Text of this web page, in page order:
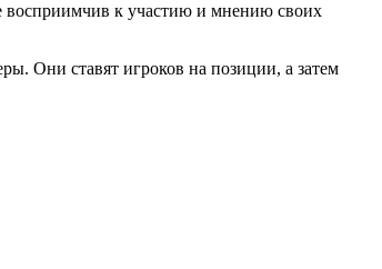
восприимчив к участию и мнению своих
Они ставят игроков на позиции, а затем